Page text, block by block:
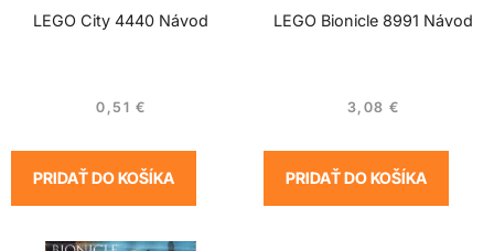
LEGO City 4440 Návod
0,51 €
PRIDAŤ DO KOŠÍKA
LEGO Bionicle 8991 Návod
3,08 €
PRIDAŤ DO KOŠÍKA